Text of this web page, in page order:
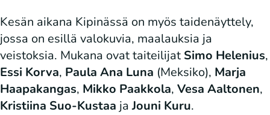
Kesän aikana Kipinässä on myös taidenäyttely,
jossa on esillä valokuvia, maalauksia ja
veistoksia. Mukana ovat taiteilijat Simo Helenius,
Essi Korva, Paula Ana Luna (Meksiko), Marja
Haapakangas, Mikko Paakkola, Vesa Aaltonen,
Kristiina Suo-Kustaa jaJouni Kuru.